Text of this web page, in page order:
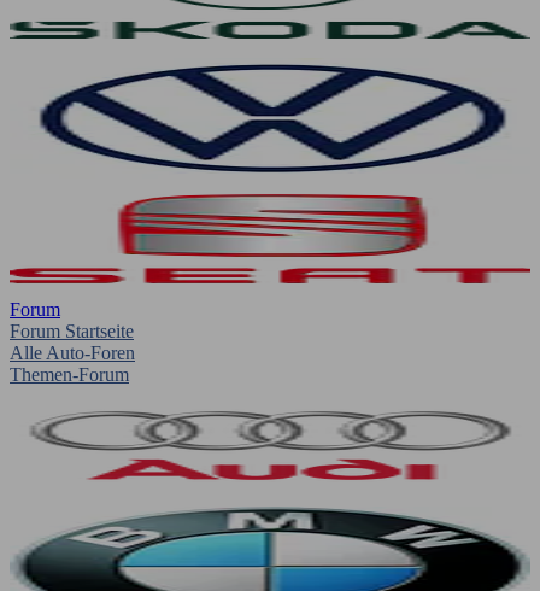
Forum
Forum Startseite
Alle Auto-Foren
Themen-Forum